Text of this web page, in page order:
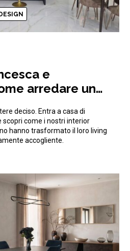
e
arredare un
deciso. Entra a casa di
scopri come i nostri interior
hanno trasformato il loro living
accogliente.